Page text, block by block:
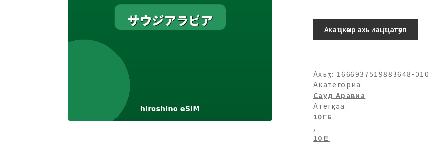
ラ
ビ
ア-10ГБ-10
日
ахыԥхьаӡара
Акаҵкәыр ахь иацҵатәуп
Ахьӡ: 1666937519883648-010
Акатегориа:
Сауд Аравиа
Атегқәа:
10ГБ
,
10日